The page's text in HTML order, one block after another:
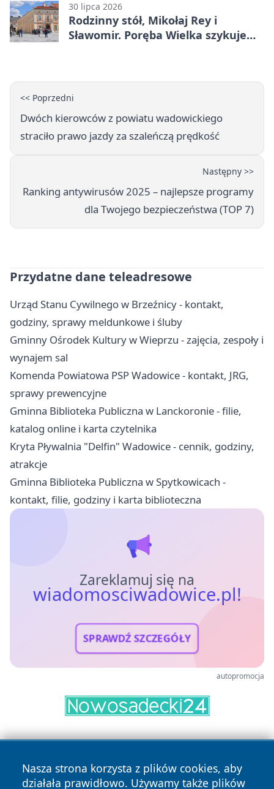
30 lipca 2026
Rodzinny stół, Mikołaj Rey i
Sławomir. Poręba Wielka szykuje
<< Poprzedni
Dwóch kierowców z powiatu wadowickiego
straciło prawo jazdy za szaleńczą prędkość
Następny >>
Ranking antywirusów 2025 – najlepsze programy
dla Twojego bezpieczeństwa (TOP 7)
Przydatne dane teleadresowe
Urząd Stanu Cywilnego w Brzeźnicy - kontakt,
godziny, sprawy meldunkowe i śluby
Gminny Ośrodek Kultury w Wieprzu - zajęcia, zespoły i
wynajem sal
Komenda Powiatowa PSP Wadowice - kontakt, JRG,
sprawy prewencyjne
Gminna Biblioteka Publiczna w Lanckoronie - filie,
katalog online i karta czytelnika
Kryta Pływalnia "Delfin" Wadowice - cennik, godziny,
atrakcje
Gminna Biblioteka Publiczna w Spytkowicach -
kontakt, filie, godziny i karta biblioteczna
Zareklamuj się na
wiadomosciwadowice.pl!
SPRAWDŹ SZCZEGÓŁY
autopromocja
Nasza strona korzysta z plików cookies, aby
działała prawidłowo. Używamy także plików